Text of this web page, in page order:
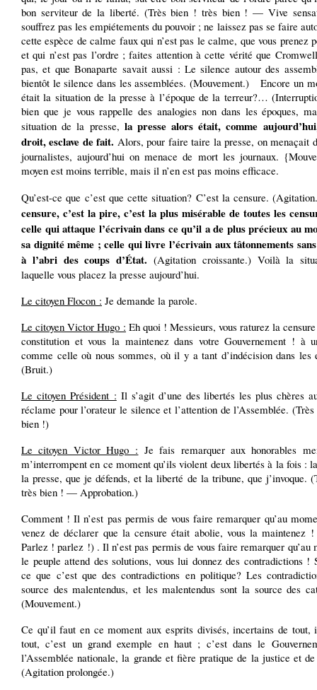
bon serviteur de la liberté. (Très bien ! très bien ! — Vive
souffrez pas les empiétements du pouvoir ; ne laissez pas se faire
cette espèce de calme faux qui n’est pas le calme, que vous prenez
et qui n’est pas l’ordre ; faites attention à cette vérité que
pas, et que Bonaparte savait aussi : Le silence autour des
bientôt le silence dans les assemblées. (Mouvement.) Encore un
était la situation de la presse à l’époque de la terreur?…
bien que je vous rappelle des analogies non dans les époques,
situation de la presse, la presse alors était, comme
droit, esclave de fait. Alors, pour faire taire la presse, on menaçait
journalistes, aujourd’hui on menace de mort les journaux.
moyen est moins terrible, mais il n’en est pas moins efficace.
Qu’est-ce que c’est que cette situation? C’est la censure.
censure, c’est la pire, c’est la plus misérable de toutes les
celle qui attaque l’écrivain dans ce qu’il a de plus précieux au
sa dignité même ; celle qui livre l’écrivain aux tâtonnements
à l’abri des coups d’État. (Agitation croissante.) Voilà la
laquelle vous placez la presse aujourd’hui.
Le citoyen Flocon : Je demande la parole.
Le citoyen Victor Hugo : Eh quoi ! Messieurs, vous raturez la
constitution et vous la maintenez dans votre Gouvernement ! à
comme celle où nous sommes, où il y a tant d’indécision dans
(Bruit.)
Le citoyen Président : Il s’agit d’une des libertés les plus chères
réclame pour l’orateur le silence et l’attention de l’Assemblée.
bien !)
Le citoyen Victor Hugo : Je fais remarquer aux honorables
m’interrompent en ce moment qu’ils violent deux libertés à la fois :
la presse, que je défends, et la liberté de la tribune, que j’invoque.
très bien ! — Approbation.)
Comment ! Il n’est pas permis de vous faire remarquer qu’au
venez de déclarer que la censure était abolie, vous la
Parlez ! parlez !) . Il n’est pas permis de vous faire remarquer qu’au
le peuple attend des solutions, vous lui donnez des contradictions !
ce que c’est que des contradictions en politique? Les
source des malentendus, et les malentendus sont la source des
(Mouvement.)
Ce qu’il faut en ce moment aux esprits divisés, incertains de tout,
tout, c’est un grand exemple en haut ; c’est dans le
l’Assemblée nationale, la grande et fière pratique de la justice et
(Agitation prolongée.)